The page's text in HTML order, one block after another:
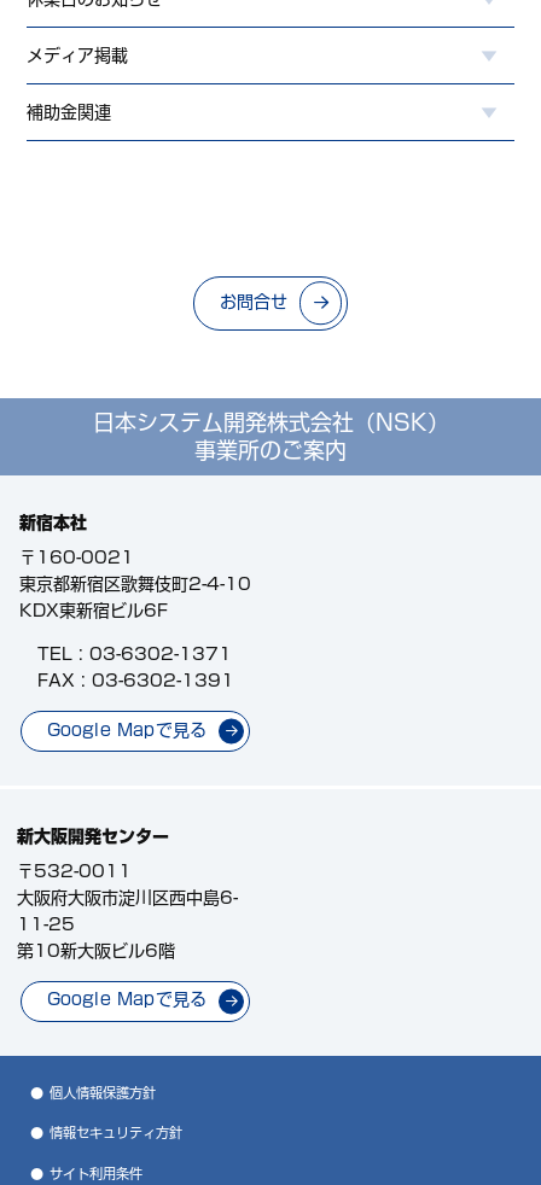
メディア掲載
補助金関連
お問合せ
日本システム開発株式会社（NSK）
事業所のご案内
新宿本社
〒160-0021
東京都新宿区歌舞伎町2-4-10
KDX東新宿ビル6F
TEL : 03-6302-1371
FAX : 03-6302-1391
Google Mapで見る
新大阪開発センター
〒532-0011
大阪府大阪市淀川区西中島6-
11-25
第10新大阪ビル6階
Google Mapで見る
個人情報保護方針
情報セキュリティ方針
サイト利用条件